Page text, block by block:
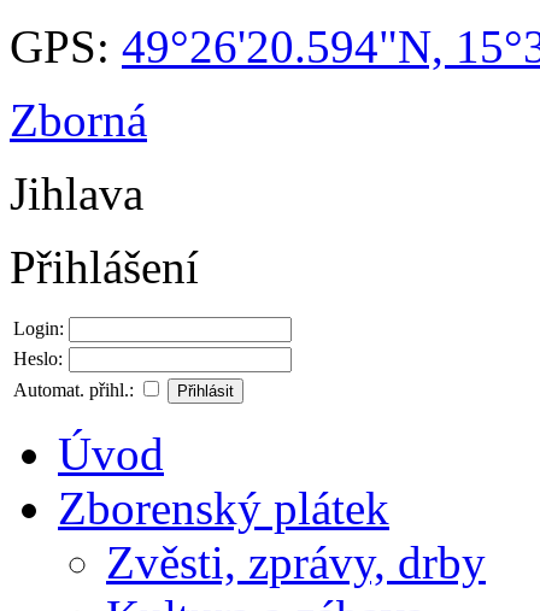
GPS: 49°26'20.594"N,
Zborná
Jihlava
Přihlášení
Login:
Heslo:
Automat. přihl.:
Úvod
Zborenský plátek
Zvěsti, zprávy, drby